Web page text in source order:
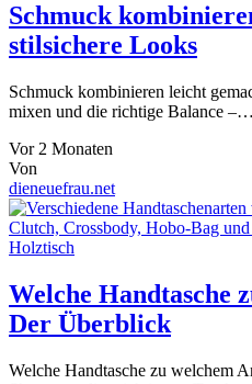
Schmuck
stilsichere Looks
Schmuck kombinieren leicht
mixen und die richtige Balance –…
Vor 2 Monaten
Von
dieneuefrau.net
Welche Handtasche
Der Überblick
Welche Handtasche zu welchem